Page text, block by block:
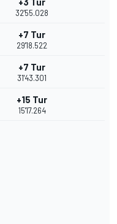
32'55.028
+7 Tur
29'18.522
+7 Tur
31'43.301
+15 Tur
15'17.264